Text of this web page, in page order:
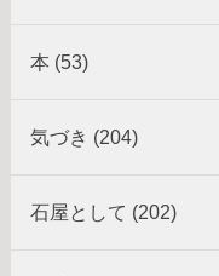
本 (53)
気づき (204)
石屋として (202)